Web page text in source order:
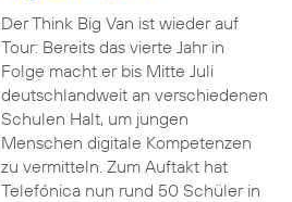
Der Think Big Van ist wieder auf
Tour: Bereits das vierte Jahr in
Folge macht er bis Mitte Juli
deutschlandweit an verschiedenen
Schulen Halt, um jungen
Menschen digitale Kompetenzen
zu vermitteln. Zum Auftakt hat
Telefónica nun rund 50 Schüler in